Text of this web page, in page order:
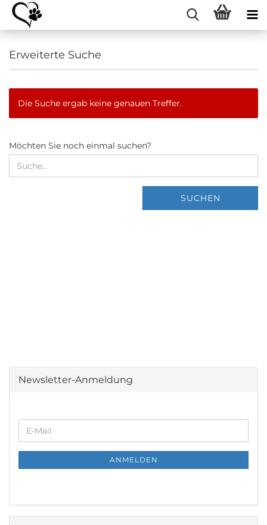
Erweiterte Suche
Die Suche ergab keine genauen Treffer.
MÖCHTEN
SIE
NOCH
EINMAL
Möchten Sie noch einmal suchen?
SUCHEN
Newsletter-Anmeldung
WEITER
ZUR
NEWSLETTER-
E-
Mail
ANMELDEN